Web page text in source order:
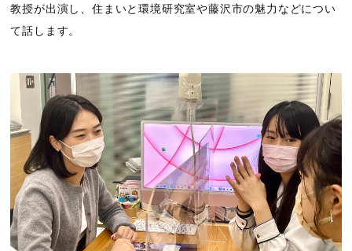
教授が出演し、住まいと環境研究室や藤沢市の魅力などについ
て話します。